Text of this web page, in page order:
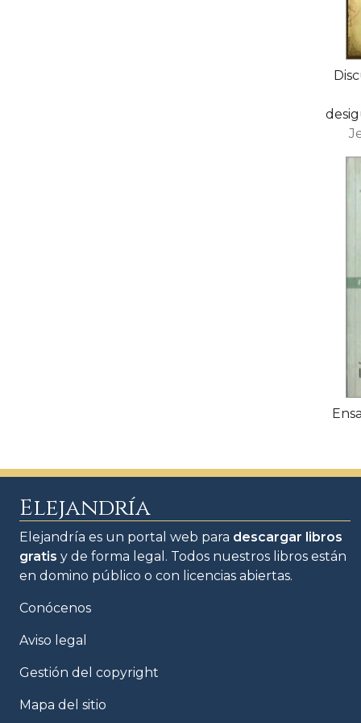
Elejandría
Elejandría es un portal web para descargar libros
gratis y de forma legal. Todos nuestros libros están
en domino público o con licencias abiertas.
Conócenos
Aviso legal
Gestión del copyright
Mapa del sitio